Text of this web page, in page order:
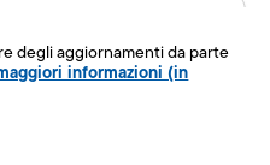
degli aggiornamenti da parte
informazioni (in